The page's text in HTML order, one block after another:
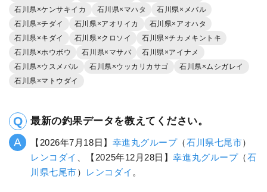
石川県×ケンサキイカ
石川県×マハタ
石川県×メバル
石川県×チダイ
石川県×アオリイカ
石川県×アオハタ
石川県×キダイ
石川県×クロソイ
石川県×チカメキントキ
石川県×ホウボウ
石川県×マサバ
石川県×アイナメ
石川県×ウスメバル
石川県×ウッカリカサゴ
石川県×ムシガレイ
石川県×マトウダイ
最新の釣果データを教えてください。
【2026年7月18日】 幸進丸グループ（石川県七尾市）
レンコダイ
、【2025年12月28日】幸進丸グループ（石
川県七尾市） レンコダイ 。